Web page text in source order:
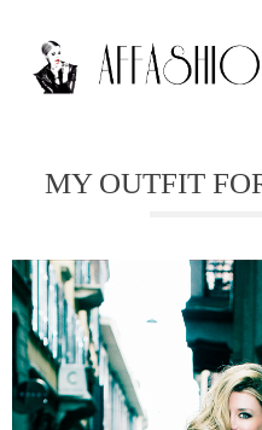
FASHION
OUTFIT
BEAUTY
MY OUTFIT